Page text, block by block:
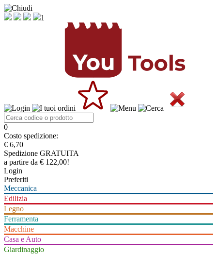
1
0
Costo spedizione:
€ 6,70
Spedizione GRATUITA
a partire da € 122,00!
Login
Preferiti
Meccanica
Edilizia
Legno
Ferramenta
Macchine
Casa e Auto
Giardinaggio